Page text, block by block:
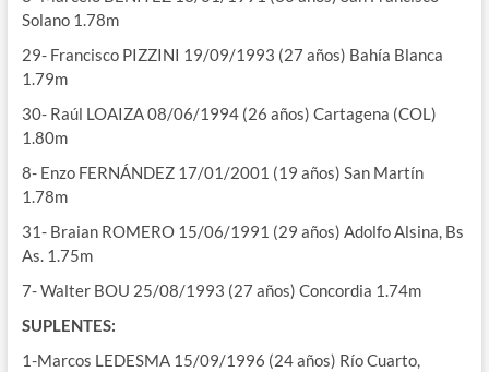
Solano 1.78m
29- Francisco PIZZINI 19/09/1993 (27 años) Bahía Blanca
1.79m
30- Raúl LOAIZA 08/06/1994 (26 años) Cartagena (COL)
1.80m
8- Enzo FERNÁNDEZ 17/01/2001 (19 años) San Martín
1.78m
31- Braian ROMERO 15/06/1991 (29 años) Adolfo Alsina, Bs
As. 1.75m
7- Walter BOU 25/08/1993 (27 años) Concordia 1.74m
SUPLENTES:
1-Marcos LEDESMA 15/09/1996 (24 años) Río Cuarto,